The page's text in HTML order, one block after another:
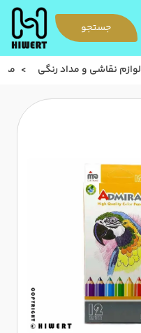
جستجو
لوازم نقاشی و مداد رنگی